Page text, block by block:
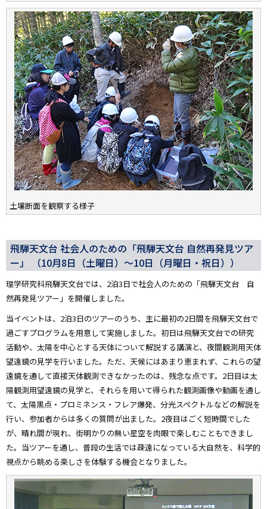
土壌断面を観察する様子
飛騨天文台 社会人のための「飛騨天文台 自然再発見ツア
ー」 （10月8日（土曜日）～10日（月曜日・祝日））
理学研究科飛騨天文台では、2泊3日で社会人のための「飛騨天文台 自
然再発見ツアー」を開催しました。
当イベントは、2泊3日のツアーのうち、主に最初の2日間を飛騨天文台で
過ごすプログラムを用意して実施しました。初日は飛騨天文台での研究
活動や、太陽を中心とする天体について解説する講演と、夜間観測用天体
望遠鏡の見学を行いました。ただ、天候にはあまり恵まれず、これらの望
遠鏡を通して直接天体観測できなかったのは、残念な点です。2日目は太
陽観測用望遠鏡の見学と、それらを用いて得られた観測画像や動画を通し
て、太陽黒点・プロミネンス・フレア爆発、分光スペクトルなどの解説を
行い、参加者からは多くの質問が出ました。2夜目はごく短時間でした
が、晴れ間が現れ、街明かりの無い星空を肉眼で楽しむこともできまし
た。当ツアーを通し、普段の生活では疎遠になっている大自然を、科学的
視点から眺める楽しさを体験する機会となりました。